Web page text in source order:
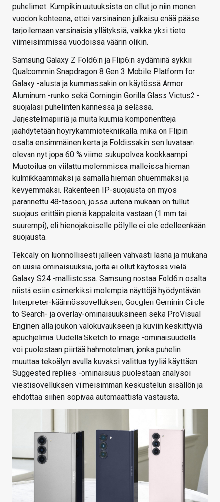
puhelimet. Kumpikin uutuuksista on ollut jo niin monen
vuodon kohteena, ettei varsinainen julkaisu enää pääse
tarjoilemaan varsinaisia yllätyksiä, vaikka yksi tieto
viimeisimmissä vuodoissa väärin olikin.
Samsung Galaxy Z Fold6:n ja Flip6:n sydäminä sykkii
Qualcommin Snapdragon 8 Gen 3 Mobile Platform for
Galaxy -alusta ja kummassakin on käytössä Armor
Aluminum -runko sekä Corningin Gorilla Glass Victus2 -
suojalasi puhelinten kannessa ja selässä.
Järjestelmäpiiriä ja muita kuumia komponentteja
jäähdytetään höyrykammiotekniikalla, mikä on Flipin
osalta ensimmäinen kerta ja Foldissakin sen luvataan
olevan nyt jopa 60 % viime sukupolvea kookkaampi.
Muotoilua on viilattu molemmissa malleissa hieman
kulmikkaammaksi ja samalla hieman ohuemmaksi ja
kevyemmäksi. Rakenteen IP-suojausta on myös
parannettu 48-tasoon, jossa uutena mukaan on tullut
suojaus erittäin pieniä kappaleita vastaan (1 mm tai
suurempi), eli hienojakoiselle pölylle ei ole edelleenkään
suojausta.
Tekoäly on luonnollisesti jälleen vahvasti läsnä ja mukana
on uusia ominaisuuksia, joita ei ollut käytössä vielä
Galaxy S24 -mallistossa. Samsung nostaa Fold6:n osalta
niistä esiin esimerkiksi molempia näyttöjä hyödyntävän
Interpreter-käännössovelluksen, Googlen Geminin Circle
to Search- ja overlay-ominaisuuksineen sekä ProVisual
Enginen alla joukon valokuvaukseen ja kuviin keskittyviä
apuohjelmia. Uudella Sketch to image -ominaisuudella
voi puolestaan piirtää hahmotelman, jonka puhelin
muuttaa tekoälyn avulla kuvaksi valittua tyyliä käyttäen.
Suggested replies -ominaisuus puolestaan analysoi
viestisovelluksen viimeisimmän keskustelun sisällön ja
ehdottaa siihen sopivaa automaattista vastausta.